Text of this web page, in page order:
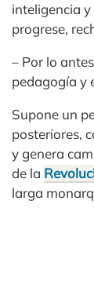
inteligencia
progrese,
– Por lo
pedagogía y
Supone un
posteriores,
y genera
de la
larga